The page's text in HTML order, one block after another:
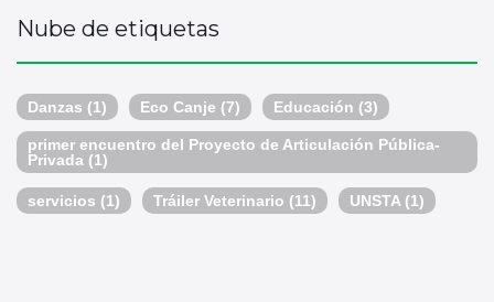
Nube de etiquetas
Danzas (1) Eco Canje (7) Educación (3)
primer encuentro del Proyecto de Articulación Pública-
Privada (1)
servicios (1) Tráiler Veterinario (11) UNSTA(1)